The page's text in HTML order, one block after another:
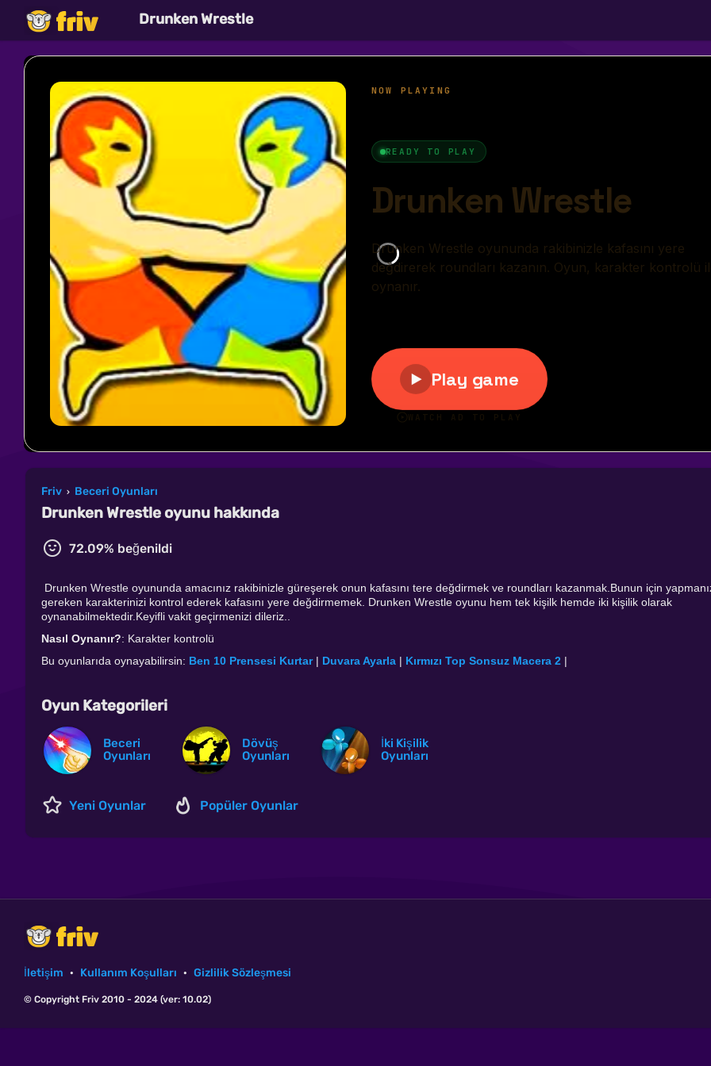
Drunken Wrestle
Friv › Beceri Oyunları
Drunken Wrestle oyunu hakkında
72.09% beğenildi
Drunken Wrestle oyununda amacınız rakibinizle güreşerek onun kafasını tere değdirmek ve roundları kazanmak.Bunun için
gereken karakterinizi kontrol ederek kafasını yere değdirmemek. Drunken Wrestle oyunu hem tek kişilk hemde iki kişilik olarak
oynanabilmektedir.Keyifli vakit geçirmenizi dileriz..
Nasıl Oynanır?: Karakter kontrolü
Bu oyunlarıda oynayabilirsin: Ben 10 Prensesi Kurtar| Duvara Ayarla | Kırmızı Top Sonsuz Macera 2 |
Oyun Kategorileri
Beceri
Oyunları
Dövüş
Oyunları
İki Kişilik
Oyunları
Yeni Oyunlar Popüler Oyunlar
İletişim · Kullanım Koşulları · Gizlilik Sözleşmesi
© Copyright Friv 2010 - 2024 (ver: 10.02)